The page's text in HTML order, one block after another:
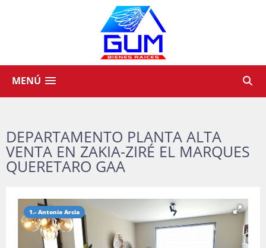
MENÚ
DEPARTAMENTO PLANTA ALTA
VENTA EN ZAKIA-ZIRÉ EL MARQUES
QUERETARO GAA
1.- Antonio Arcia